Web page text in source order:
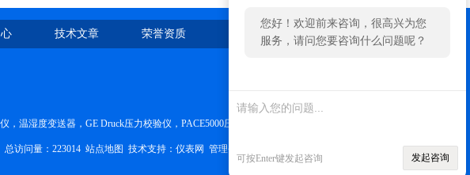
您好！欢迎前来咨询，很高兴为您
服务，请问您要咨询什么问题呢？
可按Enter键发起咨询 发起咨询
技术文章 荣誉资质 在线留言 联系我们
温湿度变送器，GE Druck压力校验仪，PACE5000压力控制器
总访问量：223014 站点地图 技术支持： 仪表网 管理登陆